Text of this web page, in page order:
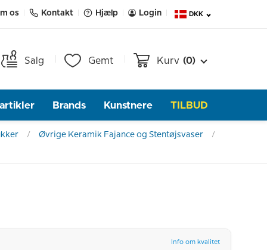
os Kontakt Hjælp Login DKK
Salg Gemt Kurv (0)
Brands Kunstnere TILBUD
Øvrige Keramik Fajance og Stentøjsvaser
Info om kvalitet